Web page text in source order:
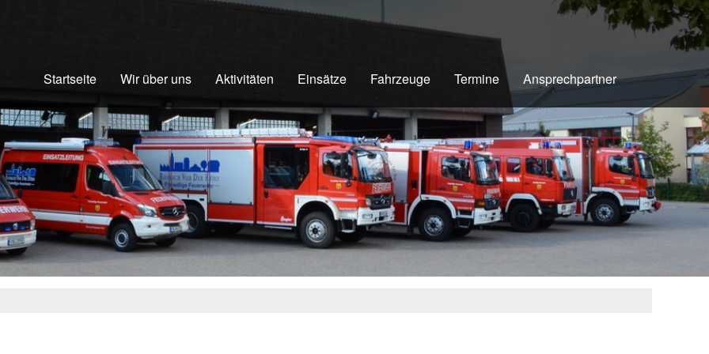
Startseite Wir über uns Aktivitäten Einsätze Fahrzeuge Termine Ansprechpartner